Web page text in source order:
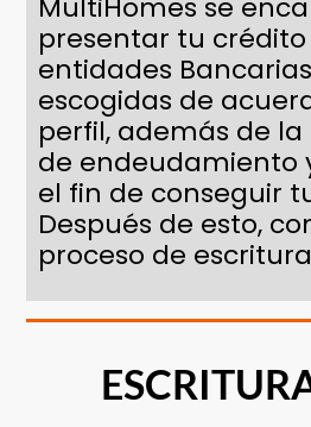
MultiHomes se
presentar tu
entidades
escogidas de
perfil, además de
de endeudamiento
el fin de conseguir
Después de esto,
proceso de